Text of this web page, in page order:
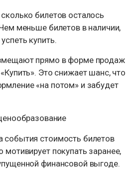
билетов осталось
меньше билетов в наличии,
купить.
прямо в форме продаж
Это снижает шанс, что
«на потом» и забудет
события стоимость билетов
покупать заранее,
финансовой выгоде.